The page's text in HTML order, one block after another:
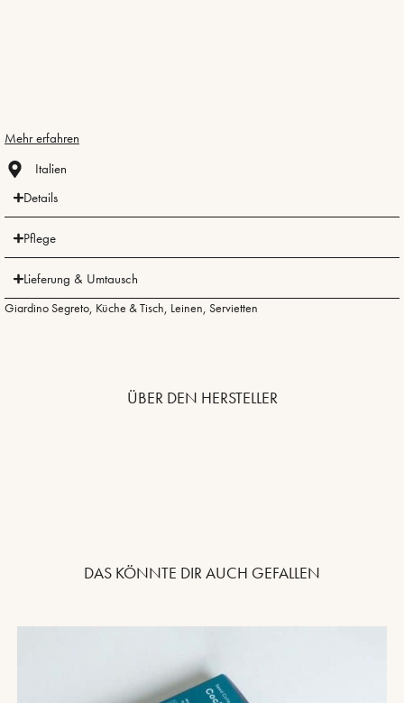
Mehr erfahren
Italien
Details
Pflege
Lieferung & Umtausch
Giardino Segreto, Küche & Tisch, Leinen, Servietten
ÜBER DEN HERSTELLER
DAS KÖNNTE DIR AUCH GEFALLEN